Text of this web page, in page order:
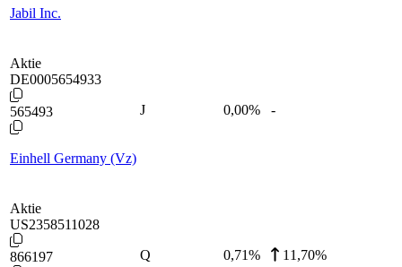
Jabil Inc.
Aktie
DE0005654933
565493
Einhell Germany (Vz)
J 0,00% -
Aktie
US2358511028
866197 Q 0,71% 11,70%